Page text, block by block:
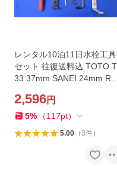
レンタル10泊11日水栓工具
セット 往復送料込 TOTO TZ
33 37mm SANEI 24mm R35
栓スパナ PR3350 24〜32m
m KVK PG4 水道工具
2,596円
5% （117pt）
5.00（3件）